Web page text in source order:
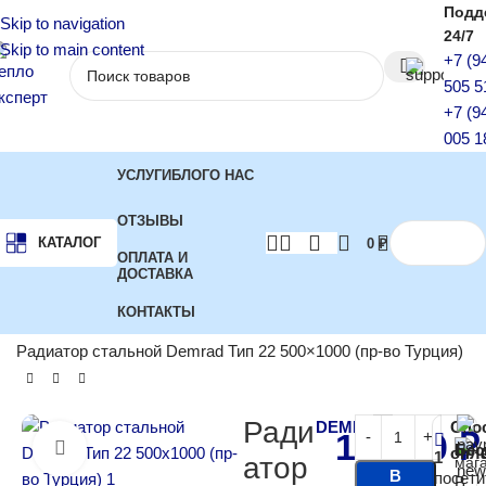
Skip to navigation
Skip to main content
24/7
+7
505
+7
005
КАТАЛОГ
УСЛУГИБЛОГО НАС
ОТЗЫВЫ
ОПЛАТА И
ДОСТАВКА
КОНТАКТЫ
0 ₽
Радиатор стальной Demrad Тип 22 500×1000 (пр-во Турция)
Нажмите, чтобы увеличить
Ради
атор
DEMRAD
11 500₽
В
1
В